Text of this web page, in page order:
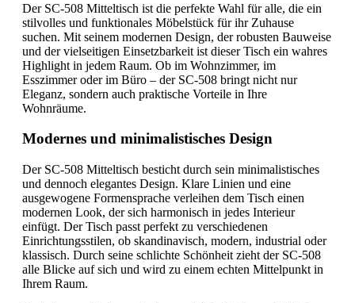
Der SC-508 Mitteltisch ist die perfekte Wahl für alle, die ein
stilvolles und funktionales Möbelstück für ihr Zuhause
suchen. Mit seinem modernen Design, der robusten Bauweise
und der vielseitigen Einsetzbarkeit ist dieser Tisch ein wahres
Highlight in jedem Raum. Ob im Wohnzimmer, im
Esszimmer oder im Büro – der SC-508 bringt nicht nur
Eleganz, sondern auch praktische Vorteile in Ihre
Wohnräume.
Modernes und minimalistisches Design
Der SC-508 Mitteltisch besticht durch sein minimalistisches
und dennoch elegantes Design. Klare Linien und eine
ausgewogene Formensprache verleihen dem Tisch einen
modernen Look, der sich harmonisch in jedes Interieur
einfügt. Der Tisch passt perfekt zu verschiedenen
Einrichtungsstilen, ob skandinavisch, modern, industrial oder
klassisch. Durch seine schlichte Schönheit zieht der SC-508
alle Blicke auf sich und wird zu einem echten Mittelpunkt in
Ihrem Raum.